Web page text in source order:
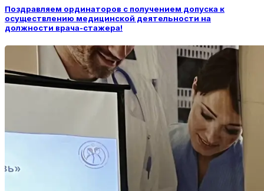
Поздравляем ординаторов с получением допуска к
осуществлению медицинской деятельности на
должности врача-стажера!